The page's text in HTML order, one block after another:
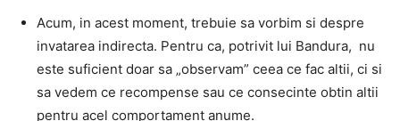
Acum, in acest moment, trebuie sa vorbim si despre
invatarea indirecta. Pentru ca, potrivit lui Bandura, nu
este suficient doar sa „observam” ceea ce fac altii, ci si
sa vedem ce recompense sau ce consecinte obtin altii
pentru acel comportament anume.